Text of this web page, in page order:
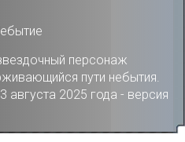
персонаж
пути небытия.
2025 года - версия